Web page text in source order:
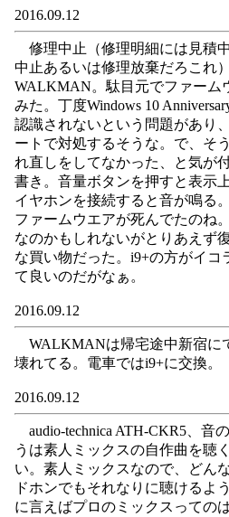
2016.09.12
修理中止（修理明細には見積
中止あるいは修理放棄だろこれ
WALKMAN。駄目元でファーム
みた。丁度Windows 10
認識されないという問題があり
ートで対処するそうな。で、そ
れ直しをしてなかった、と気が
書き。音量ボタンを押すと表示
イヤホンを接続すると音が鳴る
ファームウエアが死んでたのね
なのかもしれないがとりあえず
な買い物だった。i9+の方がイコ
て良いのだがなぁ。
2016.09.12
WALKMANは帰宅途中新宿に
壊れてる。電車ではi9+に交換。
2016.09.12
audio-technica ATH-CKR5、音
うは素人ミックスの自作曲を聴
い。素人ミックスなので、どん
ドホンでもそれなりに聴けるよ
に言えばプロのミックスっての